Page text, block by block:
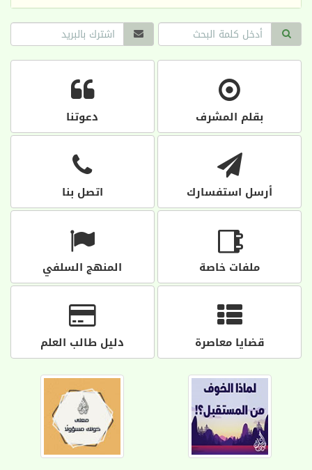
بقلم المشرف دعوتنا
أرسل استفسارك اتصل بنا
ملفات خاصة المنهج السلفي
قضايا معاصرة دليل طالب العلم